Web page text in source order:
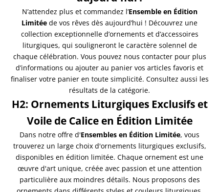
N’attendez plus et commandez l’Ensemble en Édition
Limitée de vos rêves dès aujourd’hui ! Découvrez une
collection exceptionnelle d’ornements et d’accessoires
liturgiques, qui souligneront le caractère solennel de
chaque célébration. Vous pouvez nous contacter pour plus
d’informations ou ajouter au panier vos articles favoris et
finaliser votre panier en toute simplicité. Consultez aussi les
résultats de la catégorie.
H2: Ornements Liturgiques Exclusifs et
Voile de Calice en Édition Limitée
Dans notre offre d'Ensembles en Édition Limitée, vous
trouverez un large choix d'ornements liturgiques exclusifs,
disponibles en édition limitée. Chaque ornement est une
œuvre d'art unique, créée avec passion et une attention
particulière aux moindres détails. Nous proposons des